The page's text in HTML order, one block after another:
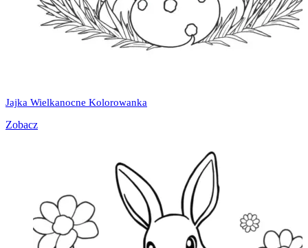
Jajka Wielkanocne Kolorowanka
Zobacz